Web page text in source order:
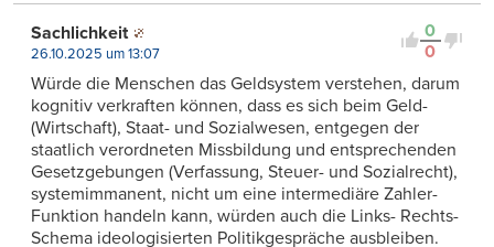
0
0
Sachlichkeit
26.10.2025 um 13:07
Würde die Menschen das Geldsystem verstehen, darum
kognitiv verkraften können, dass es sich beim Geld-
(Wirtschaft), Staat- und Sozialwesen, entgegen der
staatlich verordneten Missbildung und entsprechenden
Gesetzgebungen (Verfassung, Steuer- und Sozialrecht),
systemimmanent, nicht um eine intermediäre Zahler-
Funktion handeln kann, würden auch die Links- Rechts-
Schema ideologisierten Politikgespräche ausbleiben.